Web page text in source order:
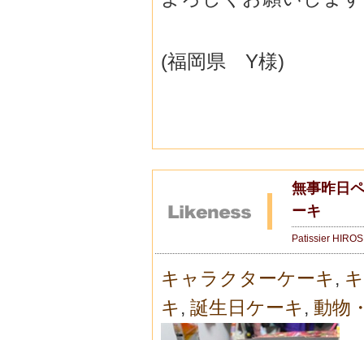
(福岡県 Y様)
無事昨日
ーキ
Patissier
キャラクターケーキ ,
キ , 誕生日ケーキ , 動物